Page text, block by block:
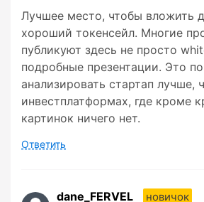
Лучшее место, чтобы вложить
хороший токенсейл. Многие
публикуют здесь не просто
подробные презентации. Это
анализировать стартап лучше,
инвестплатформах, где кроме
картинок ничего нет.
Ответить
dane_FERVEL новичок